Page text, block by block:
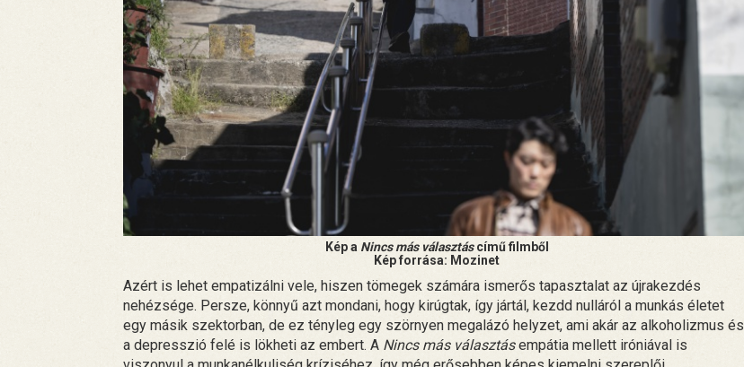
Kép a Nincs más választáscímű filmből
Kép forrása: Mozinet
Azért is lehet empatizálni vele, hiszen tömegek számára ismerős tapasztalat az újrakezdés
nehézsége. Persze, könnyű azt mondani, hogy kirúgtak, így jártál, kezdd nulláról a munkás életet
egy másik szektorban, de ez tényleg egy szörnyen megalázó helyzet, ami akár az alkoholizmus és
a depresszió felé is lökheti az embert. A Nincs más választásempátia mellett iróniával is